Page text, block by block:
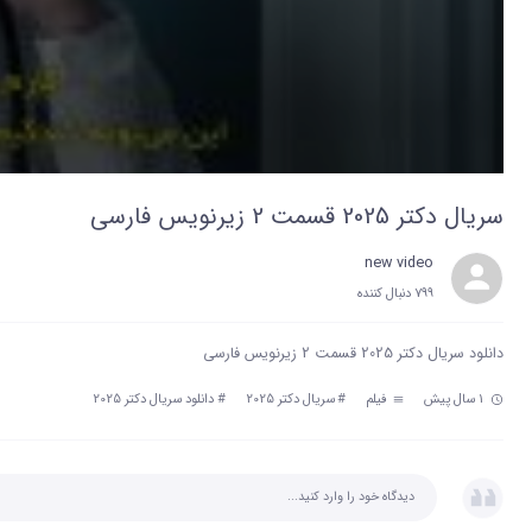
سریال دکتر 2025 قسمت 2 زیرنویس فارسی
new video
799 دنبال‌ کننده
دانلود سریال دکتر 2025 قسمت 2 زیرنویس فارسی
1 سال پیش فیلم #سریال دکتر 2025 #دانلود سریال دکتر 2025